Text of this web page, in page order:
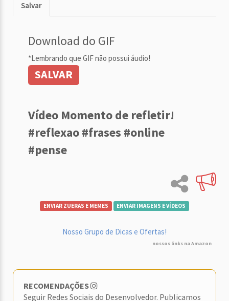
Salvar
Download do GIF
*Lembrando que GIF não possui áudio!
SALVAR
Vídeo Momento de refletir!
#reflexao #frases #online
#pense
ENVIAR ZUERAS E MEMES ENVIAR IMAGENS E VÍDEOS
Nosso Grupo de Dicas e Ofertas!
nossos links na Amazon
RECOMENDAÇÕES
Seguir Redes Sociais do Desenvolvedor. Publicamos